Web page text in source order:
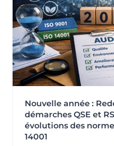
Nouvelle année :
démarches QSE et
évolutions des
14001